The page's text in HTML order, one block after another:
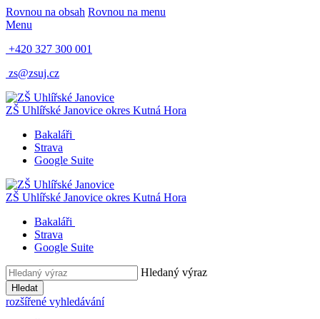
Rovnou na obsah Rovnou na menu
Menu
+420 327 300 001
zs@zsuj.cz
ZŠ Uhlířské Janovice okres Kutná Hora
Bakaláři
Strava
Google Suite
ZŠ Uhlířské Janovice okres Kutná Hora
Bakaláři
Strava
Google Suite
Hledaný výraz
Hledat
rozšířené vyhledávání